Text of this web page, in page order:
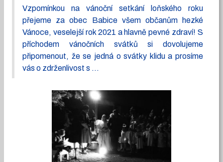
Vzpomínkou na vánoční setkání loňského roku
přejeme za obec Babice všem občanům hezké
Vánoce, veselejší rok 2021 a hlavně pevné zdraví! S
příchodem vánočních svátků si dovolujeme
připomenout, že se jedná o svátky klidu a prosíme
vás o zdrženlivost s ...